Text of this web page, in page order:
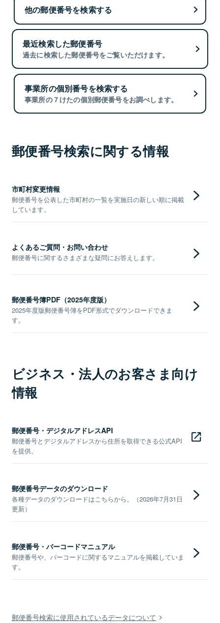
他の郵便番号を検索する
最近検索した郵便番号
過去に検索した郵便番号をご覧いただけます。
事業所の個別番号を検索する
事業所の７けたの個別郵便番号をお調べします。
郵便番号検索に関する情報
市町村変更情報
郵便番号を公表した市町村の一覧を実施日の新しい順に掲載
しています。
よくあるご質問・お問い合わせ
郵便番号に関するさまざまな疑問にお答えします。
郵便番号簿PDF（2025年度版）
2025年度版郵便番号簿をPDF形式でダウンロードできま
す。
ビジネス・法人のお客さま向け
情報
郵便番号・デジタルアドレスAPI
郵便番号とデジタルアドレスから住所を取得できる公式API
を提供。
郵便番号データのダウンロード
各種データのダウンロードはこちらから。（2026年7月31日
更新）
郵便番号・バーコードマニュアル
郵便番号や、バーコードに関するマニュアルを掲載していま
す。
郵便番号検索に使用されているデータについて